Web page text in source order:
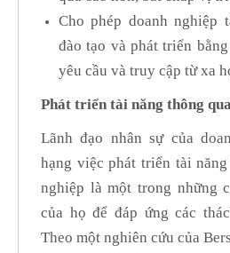
Cho phép doanh nghiệp
đào tạo và phát triển
yêu cầu và truy cập từ xa
Phát triển tài năng thông
Lãnh đạo nhân sự của
hạng việc phát triển tài
nghiệp là một trong những
của họ để đáp ứng các
Theo một nghiên cứu của